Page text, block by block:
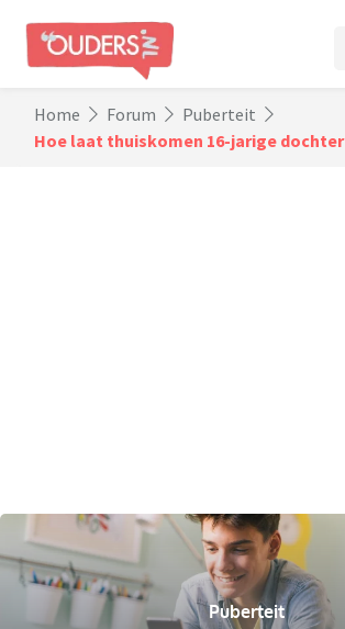
Home Forum
Puberteit
Hoe laat thuiskomen 16-jarige dochter
Puberteit